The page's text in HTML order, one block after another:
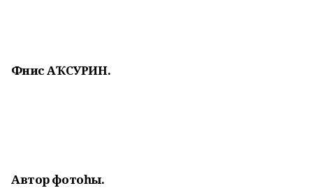
Фәнис АҠСУРИН.
Автор фотоһы.